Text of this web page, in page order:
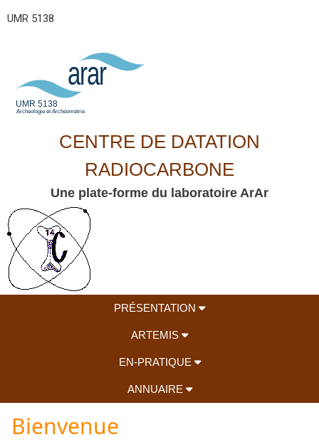
UMR 5138
CENTRE DE DATATION
RADIOCARBONE
Une plate-forme du laboratoire ArAr
PRÉSENTATION
ARTEMIS
EN-PRATIQUE
ANNUAIRE
Bienvenue